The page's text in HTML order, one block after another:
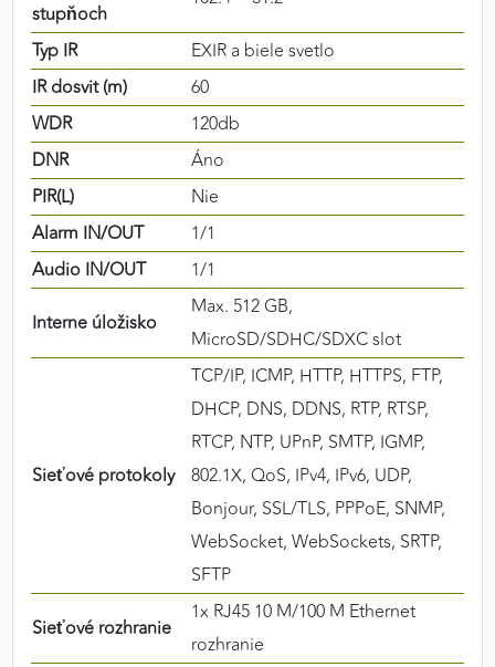
stupňoch
Typ IR
EXIR a biele svetlo
IR dosvit (m)
60
WDR
120db
DNR
Áno
PIR(L)
Nie
Alarm IN/OUT
1/1
Audio IN/OUT
1/1
Interne úložisko
Max. 512 GB,
MicroSD/SDHC/SDXC slot
Sieťové protokoly
TCP/IP, ICMP, HTTP, HTTPS, FTP,
DHCP, DNS, DDNS, RTP, RTSP,
RTCP, NTP, UPnP, SMTP, IGMP,
802.1X, QoS, IPv4, IPv6, UDP,
Bonjour, SSL/TLS, PPPoE, SNMP,
WebSocket, WebSockets, SRTP,
SFTP
Sieťové rozhranie
1x RJ45 10 M/100 M Ethernet
rozhranie